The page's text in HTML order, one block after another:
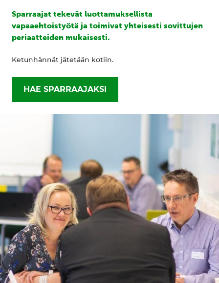
Sparraajat tekevät luottamuksellista
vapaaehtoistyötä ja toimivat yhteisesti sovittujen
periaatteiden mukaisesti.
Ketunhännät jätetään kotiin.
HAE SPARRAAJAKSI